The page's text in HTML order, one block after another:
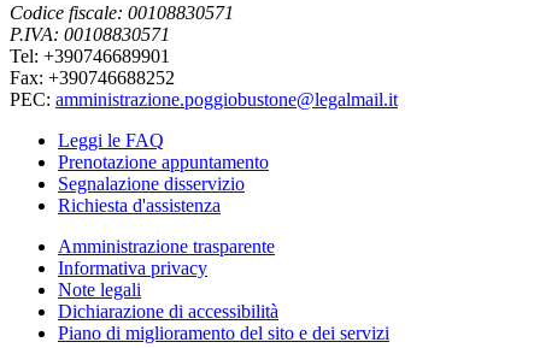
Codice fiscale: 00108830571
P.IVA: 00108830571
Tel: +390746689901
Fax: +390746688252
PEC: amministrazione.poggiobustone@legalmail.it
Leggi le FAQ
Prenotazione appuntamento
Segnalazione disservizio
Richiesta d'assistenza
Amministrazione trasparente
Informativa privacy
Note legali
Dichiarazione di accessibilità
Piano di miglioramento del sito e dei servizi